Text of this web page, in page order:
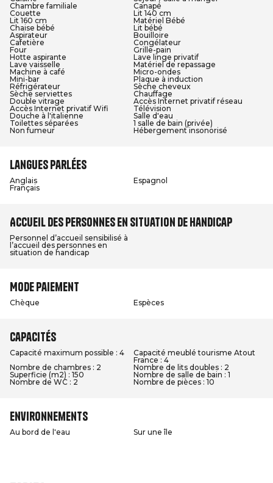
Chambre familiale
Canapé
Couette
Lit 140 cm
Lit 160 cm
Matériel Bébé
Chaise bébé
Lit bébé
Aspirateur
Bouilloire
Cafetière
Congélateur
Four
Grille-pain
Hotte aspirante
Lave linge privatif
Lave vaisselle
Matériel de repassage
Machine à café
Micro-ondes
Mini-bar
Plaque à induction
Réfrigérateur
Sèche cheveux
Sèche serviettes
Chauffage
Double vitrage
Accès Internet privatif réseau
Accès Internet privatif Wifi
Télévision
Douche à l'italienne
Salle d'eau
Toilettes séparées
1 salle de bain (privée)
Non fumeur
Hébergement insonorisé
Langues parlées
Anglais
Espagnol
Français
Accueil des personnes en situation de handicap
Personnel d’accueil sensibilisé à
l’accueil des personnes en
situation de handicap
Mode paiement
Chèque Espèces
Capacités
Capacité maximum possible : 4
Capacité meublé tourisme Atout
France : 4
Nombre de chambres : 2
Nombre de lits doubles : 2
Superficie (m2) : 150
Nombre de salle de bain : 1
Nombre de WC : 2
Nombre de pièces : 10
Environnements
Au bord de l'eau Sur une île